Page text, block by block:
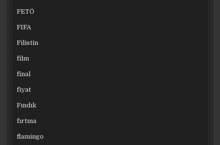
FETÖ
FIFA
Filistin
film
final
fiyat
Fındık
fırtına
flamingo